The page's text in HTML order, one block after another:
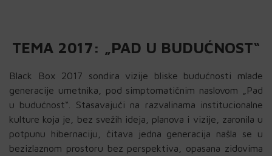
TEMA 2017: „PAD U BUDUĆNOST“
Black Box 2017 sondira vizije bliske budućnosti mlade
generacije umetnika, pod simptomatičnim naslovom „Pad
u budućnost“. Stasavajući na razvalinama institucionalne
kulture koja je, bez svežih ideja, planova i vizije, zaronila u
potpunu hibernaciju, čitava jedna generacija našla se u
bezizlaznom prostoru bez perspektiva, opasana zidovima